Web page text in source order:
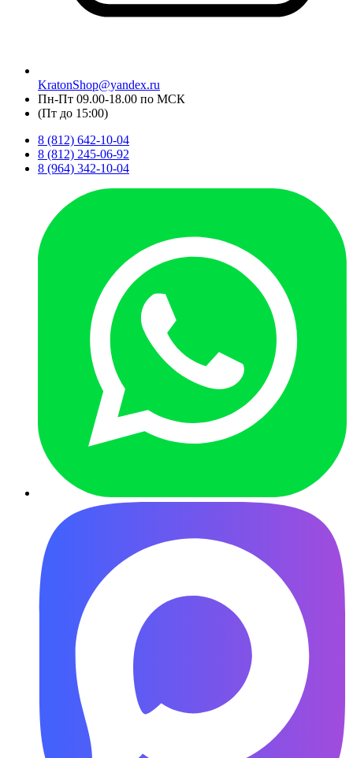
KratonShop@yandex.ru
Пн-Пт 09.00-18.00 по МСК
(Пт до 15:00)
8 (812) 642-10-04
8 (812) 245-06-92
8 (964) 342-10-04